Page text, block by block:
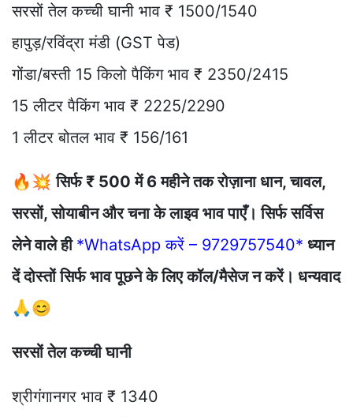
सरसों तेल कच्ची घानी भाव ₹ 1500/1540
हापुड़/रविंद्रा मंडी (GST पेड)
गोंडा/बस्ती 15 किलो पैकिंग भाव ₹ 2350/2415
15 लीटर पैकिंग भाव ₹ 2225/2290
1 लीटर बोतल भाव ₹ 156/161
🔥💥सिर्फ ₹ 500 में 6 महीने तक रोज़ाना धान, चावल,
सरसों, सोयाबीन और चना के लाइव भाव पाएँ। सिर्फ सर्विस
लेने वाले ही *WhatsApp करें – 9729757540* ध्यान
दें दोस्तों सिर्फ भाव पूछने के लिए कॉल/मैसेज न करें। धन्यवाद
🙏😊
सरसों तेल कच्ची घानी
श्रीगंगानगर भाव ₹ 1340